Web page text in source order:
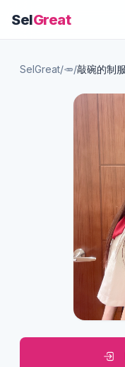
SelGreat
SelGreat/🥕/